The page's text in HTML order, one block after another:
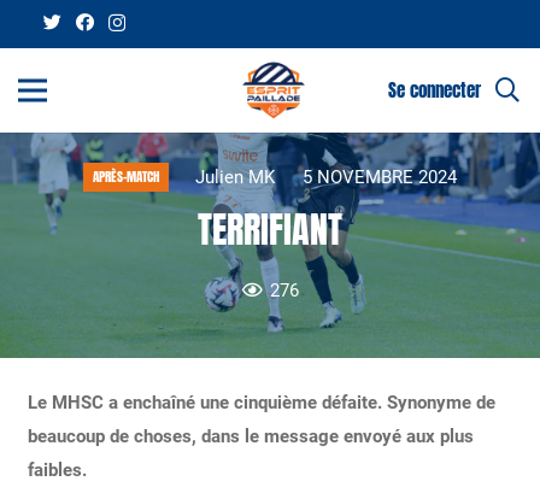
Se connecter
APRÈS-MATCH Julien MK 5 NOVEMBRE 2024
TERRIFIANT
276
Le MHSC a enchaîné une cinquième défaite. Synonyme de
beaucoup de choses, dans le message envoyé aux plus
faibles.